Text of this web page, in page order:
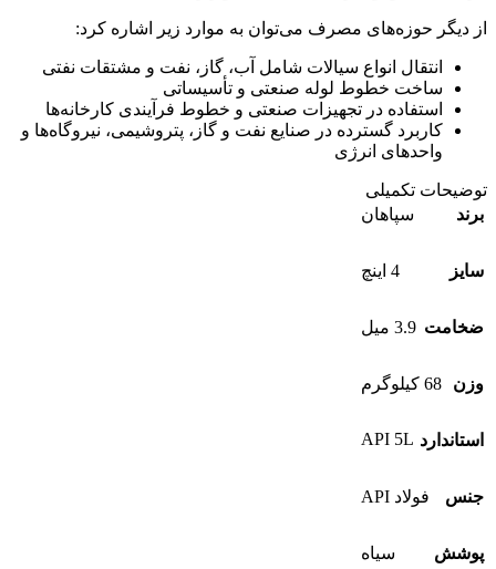
از دیگر حوزه‌های مصرف می‌توان به موارد زیر اشاره کرد:
انتقال انواع سیالات شامل آب، گاز، نفت و مشتقات نفتی
ساخت خطوط لوله صنعتی و تأسیساتی
استفاده در تجهیزات صنعتی و خطوط فرآیندی کارخانه‌ها
کاربرد گسترده در صنایع نفت و گاز، پتروشیمی، نیروگاه‌ها و
واحدهای انرژی
توضیحات تکمیلی
برند
سپاهان
سایز 4 اینچ
ضخامت 3.9 میل
وزن 68 کیلوگرم
استاندارد API 5L
جنس فولاد API
پوشش سیاه